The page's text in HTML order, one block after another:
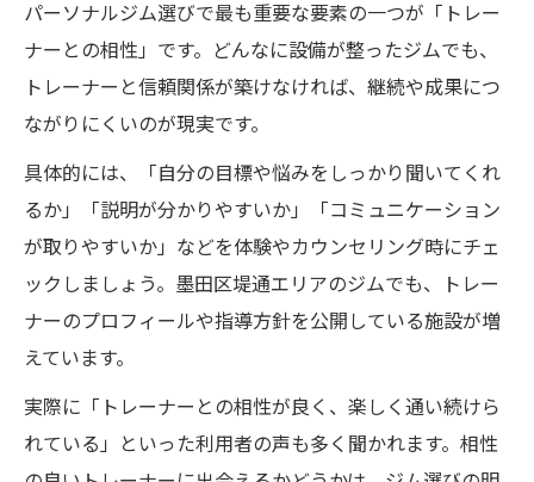
墨田区パーソナルジムと運動施設の相場比
較
コストパフォーマンス重視のジム選びポイ
セミパーソナルジムと個別指導の料金の違
い
パーソナルジム選びで最も重要な要素の一つが「トレー
ナーとの相性」です。どんなに設備が整ったジムでも、
トレーナーと信頼関係が築けなければ、継続や成果につ
ながりにくいのが現実です。
具体的には、「自分の目標や悩みをしっかり聞いてくれ
るか」「説明が分かりやすいか」「コミュニケーション
が取りやすいか」などを体験やカウンセリング時にチェ
ックしましょう。墨田区堤通エリアのジムでも、トレー
ナーのプロフィールや指導方針を公開している施設が増
えています。
実際に「トレーナーとの相性が良く、楽しく通い続けら
れている」といった利用者の声も多く聞かれます。相性